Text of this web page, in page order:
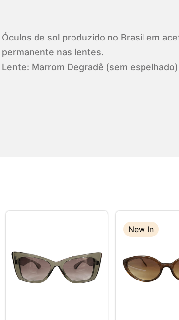
Óculos de sol produzido no Brasil em
permanente nas lentes.
Lente: Marrom Degradê (sem espelhado)
New In